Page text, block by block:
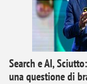
Search e AI,
una questione di